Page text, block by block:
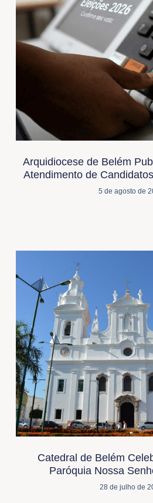
Arquidiocese de Belém
Atendimento de
5 de agosto de
Catedral de Belém
Paróquia Nossa
28 de julho de